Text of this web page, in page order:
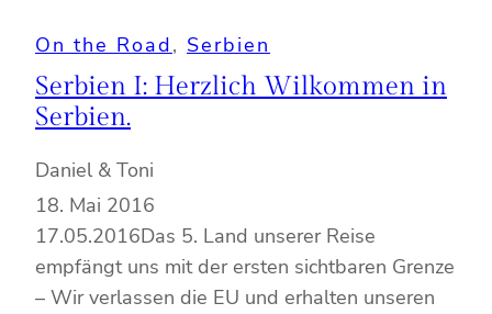
On the Road, Serbien
Serbien I: Herzlich Wilkommen in
Serbien.
Daniel & Toni
18. Mai 2016
17.05.2016Das 5. Land unserer Reise
empfängt uns mit der ersten sichtbaren Grenze
– Wir verlassen die EU und erhalten unseren